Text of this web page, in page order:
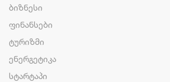
ბიზნესი
ფინანსები
ტურიზმი
ენერგეტიკა
სტარტაპი